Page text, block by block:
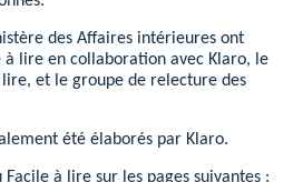
des Affaires intérieures ont
à lire en collaboration avec Klaro, le
et le groupe de relecture des
été élaborés par Klaro.
à lire sur les pages suivantes :